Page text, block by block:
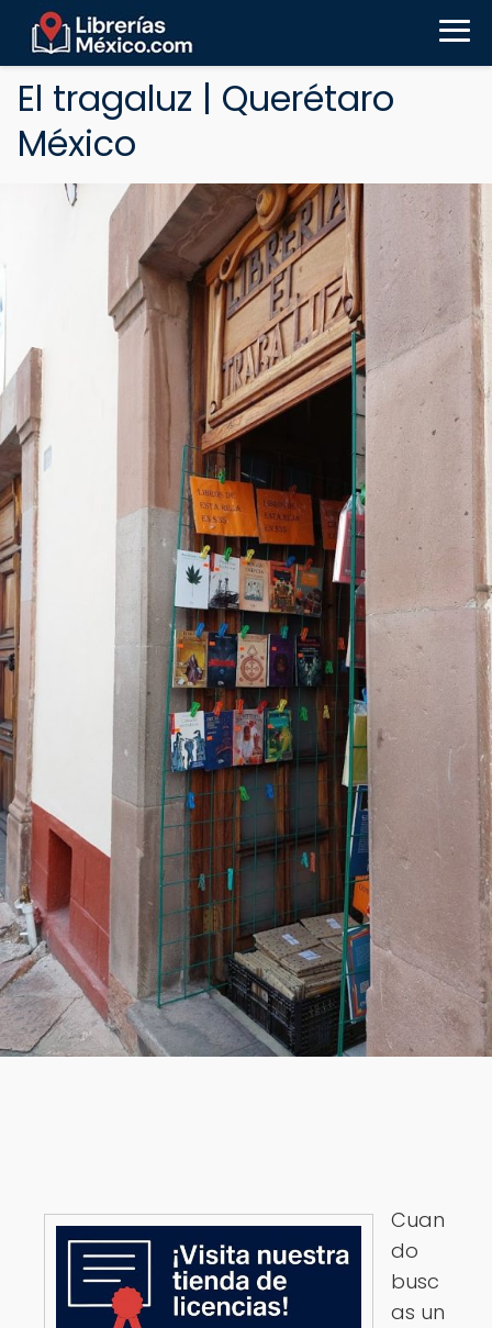
El tragaluz | Querétaro
México
Cuan
do
busc
as un